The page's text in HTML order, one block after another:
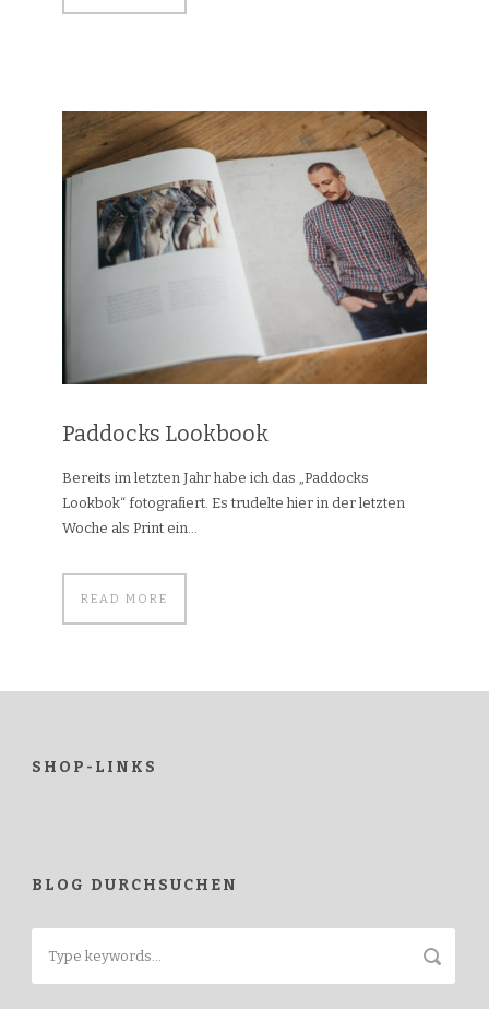
Paddocks Lookbook
Bereits im letzten Jahr habe ich das „Paddocks
Lookbok“ fotografiert. Es trudelte hier in der letzten
Woche als Print ein...
READ MORE
SHOP-LINKS
BLOG DURCHSUCHEN